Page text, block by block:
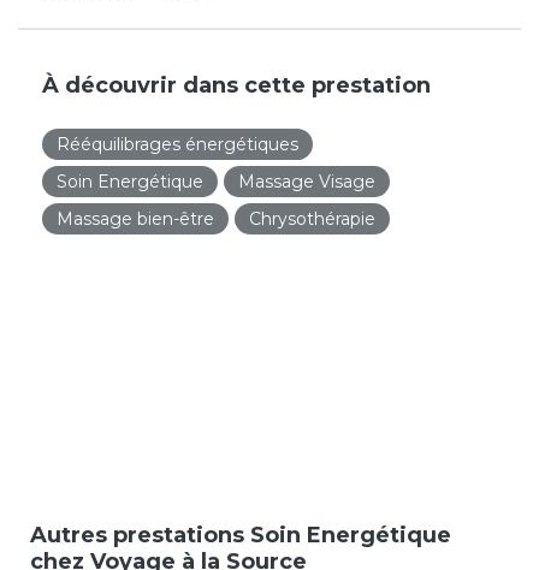
À découvrir dans cette prestation
Rééquilibrages énergétiques
Soin Energétique
Massage Visage
Massage bien-être
Chrysothérapie
Autres prestations Soin Energétique
chez Voyage à la Source